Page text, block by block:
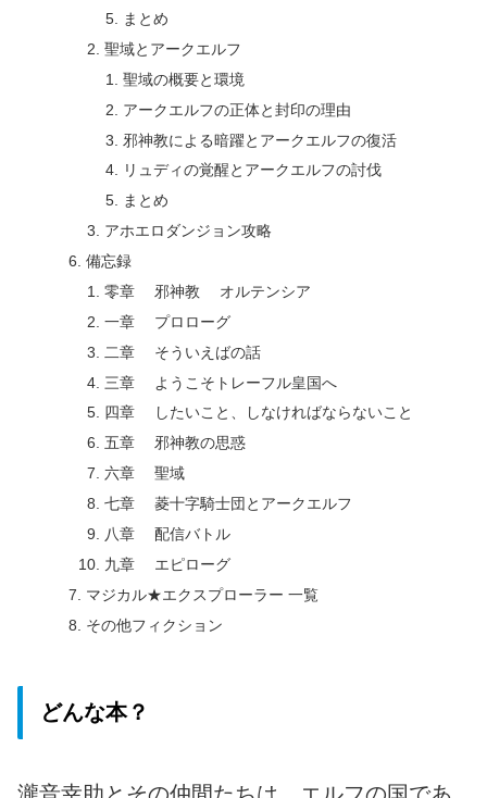
まとめ
聖域とアークエルフ
聖域の概要と環境
アークエルフの正体と封印の理由
邪神教による暗躍とアークエルフの復活
リュディの覚醒とアークエルフの討伐
まとめ
アホエロダンジョン攻略
備忘録
零章 邪神教 オルテンシア
一章 プロローグ
二章 そういえばの話
三章 ようこそトレーフル皇国へ
四章 したいこと、しなければならないこと
五章 邪神教の思惑
六章 聖域
七章 菱十字騎士団とアークエルフ
八章 配信バトル
九章 エピローグ
マジカル★エクスプローラー 一覧
その他フィクション
どんな本？